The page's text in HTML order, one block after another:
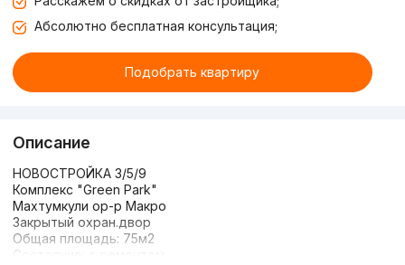
Абсолютно бесплатная консультация;
Подобрать квартиру
Описание
НОВОСТРОЙКА 3/5/9
Комплекс "Green Park"
Махтумкули ор-р Макро
Закрытый охран.двор
Общая площадь: 75м2
Состояние: с ремонтом